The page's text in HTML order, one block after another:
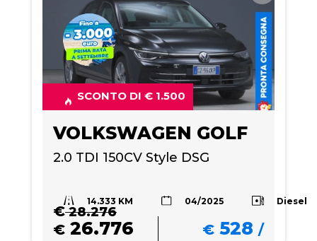
SCONTO DI € 1.500
VOLKSWAGEN GOLF
2.0 TDI 150CV Style DSG
14.333 KM 04/2025 Diesel
€28.276
€ 26.776 € 528 /